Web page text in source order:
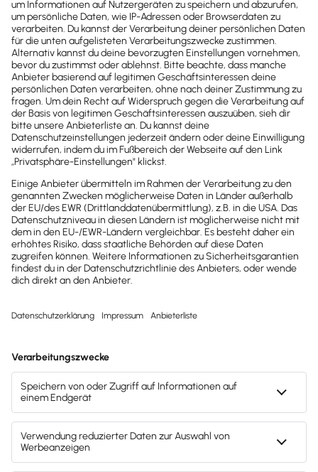
entwickelt wurde.
Baebeca Solutions GmbH
Baebeca Solutions GmbH: Dein Partner für
individuelle Lexware Office Anbindung &
Automatisierung!